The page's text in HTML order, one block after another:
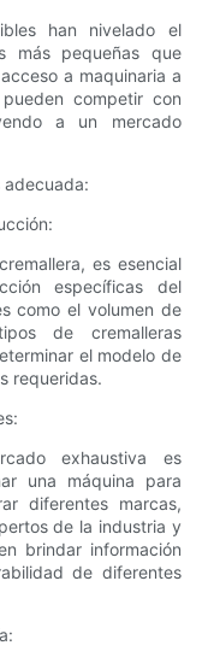
han nivelado el
más pequeñas que
a maquinaria a
competir con
a un mercado
adecuada:
es esencial
específicas del
como el volumen de
de cremalleras
el modelo de
requeridas.
exhaustiva es
una máquina para
diferentes marcas,
de la industria y
brindar información
de diferentes